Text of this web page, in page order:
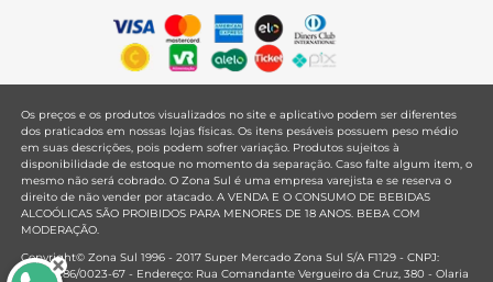
Os preços e os produtos visualizados no site e aplicativo podem ser diferentes
dos praticados em nossas lojas físicas. Os itens pesáveis possuem peso médio
em suas descrições, pois podem sofrer variação. Produtos sujeitos à
disponibilidade de estoque no momento da separação. Caso falte algum item, o
mesmo não será cobrado. O Zona Sul é uma empresa varejista e se reserva o
direito de não vender por atacado. A VENDA E O CONSUMO DE BEBIDAS
ALCOÓLICAS SÃO PROIBIDOS PARA MENORES DE 18 ANOS. BEBA COM
MODERAÇÃO.
Copyright© Zona Sul 1996 - 2017 Super Mercado Zona Sul S/A F1129 - CNPJ:
33.381.286/0023-67 - Endereço: Rua Comandante Vergueiro da Cruz, 380 - Olaria